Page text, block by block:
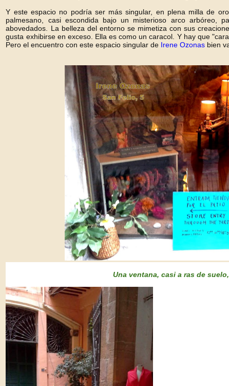
Y este espacio no podría ser más singular, en plena milla de
palmesano, casi escondida bajo un misterioso arco arbóreo,
abovedados. La belleza del entorno se mimetiza con sus
gusta exhibirse en exceso. Ella es como un caracol. Y hay que
Pero el encuentro con este espacio singular de Irene Ozonas bien
Una ventana, casi a ras de